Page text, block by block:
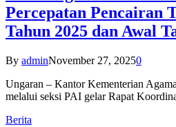
Percepatan Pencairan
Tahun 2025 dan Awal
By adminNovember 27, 20250
Ungaran – Kantor Kementerian
melalui seksi PAI gelar Rapat
Berita